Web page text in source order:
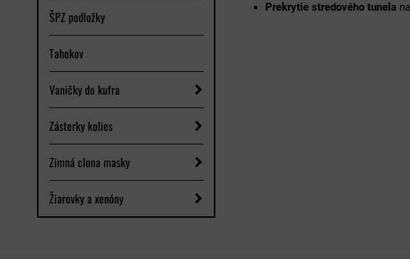
ŠPZ podložky
Tahokov
Vaničky do kufra
Zásterky kolies
Zimná clona masky
Žiarovky a xenóny
Prekrytie stredového tunela